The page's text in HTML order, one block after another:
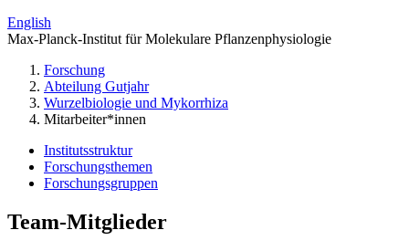
English
Max-Planck-Institut für Molekulare Pflanzenphysiologie
Forschung
Abteilung Gutjahr
Wurzelbiologie und Mykorrhiza
Mitarbeiter*innen
Institutsstruktur
Forschungsthemen
Forschungsgruppen
Team-Mitglieder